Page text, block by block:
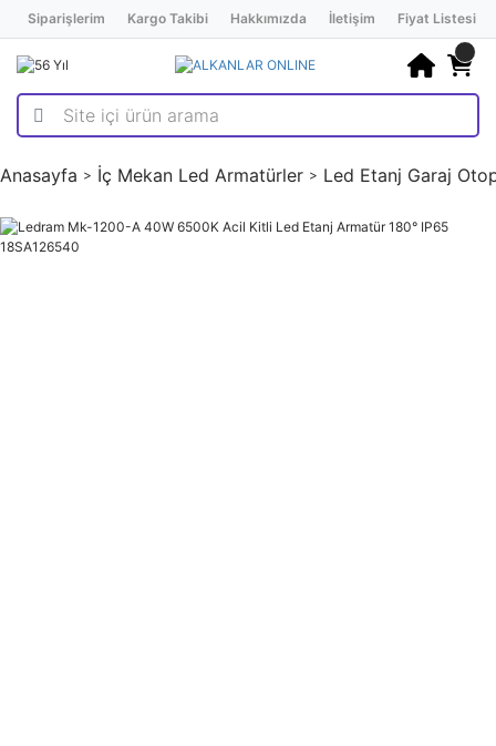
Siparişlerim Kargo Takibi Hakkımızda İletişim Fiyat Listesi
Anasayfa İç Mekan Led Armatürler Led Etanj Garaj